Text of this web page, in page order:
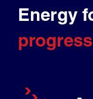
Energy
progress